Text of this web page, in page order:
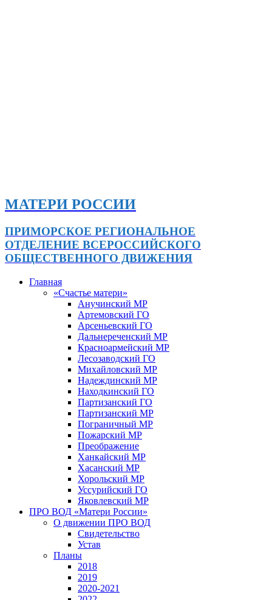
МАТЕРИ РОССИИ
ПРИМОРСКОЕ РЕГИОНАЛЬНОЕ
ОТДЕЛЕНИЕ ВСЕРОССИЙСКОГО
ОБЩЕСТВЕННОГО ДВИЖЕНИЯ
Главная
«Счастье матери»
Анучинский МР
Артемовский ГО
Арсеньевский ГО
Дальнереченский МР
Красноармейский МР
Лесозаводский ГО
Михайловский МР
Надеждинский МР
Находкинский ГО
Партизанский ГО
Партизанский МР
Пограничный МР
Пожарский МР
Преображение
Ханкайский МР
Хасанский МР
Хорольский МР
Уссурийский ГО
Яковлевский МР
ПРО ВОД «Матери России»
О движении ПРО ВОД
Свидетельство
Устав
Планы
2018
2019
2020-2021